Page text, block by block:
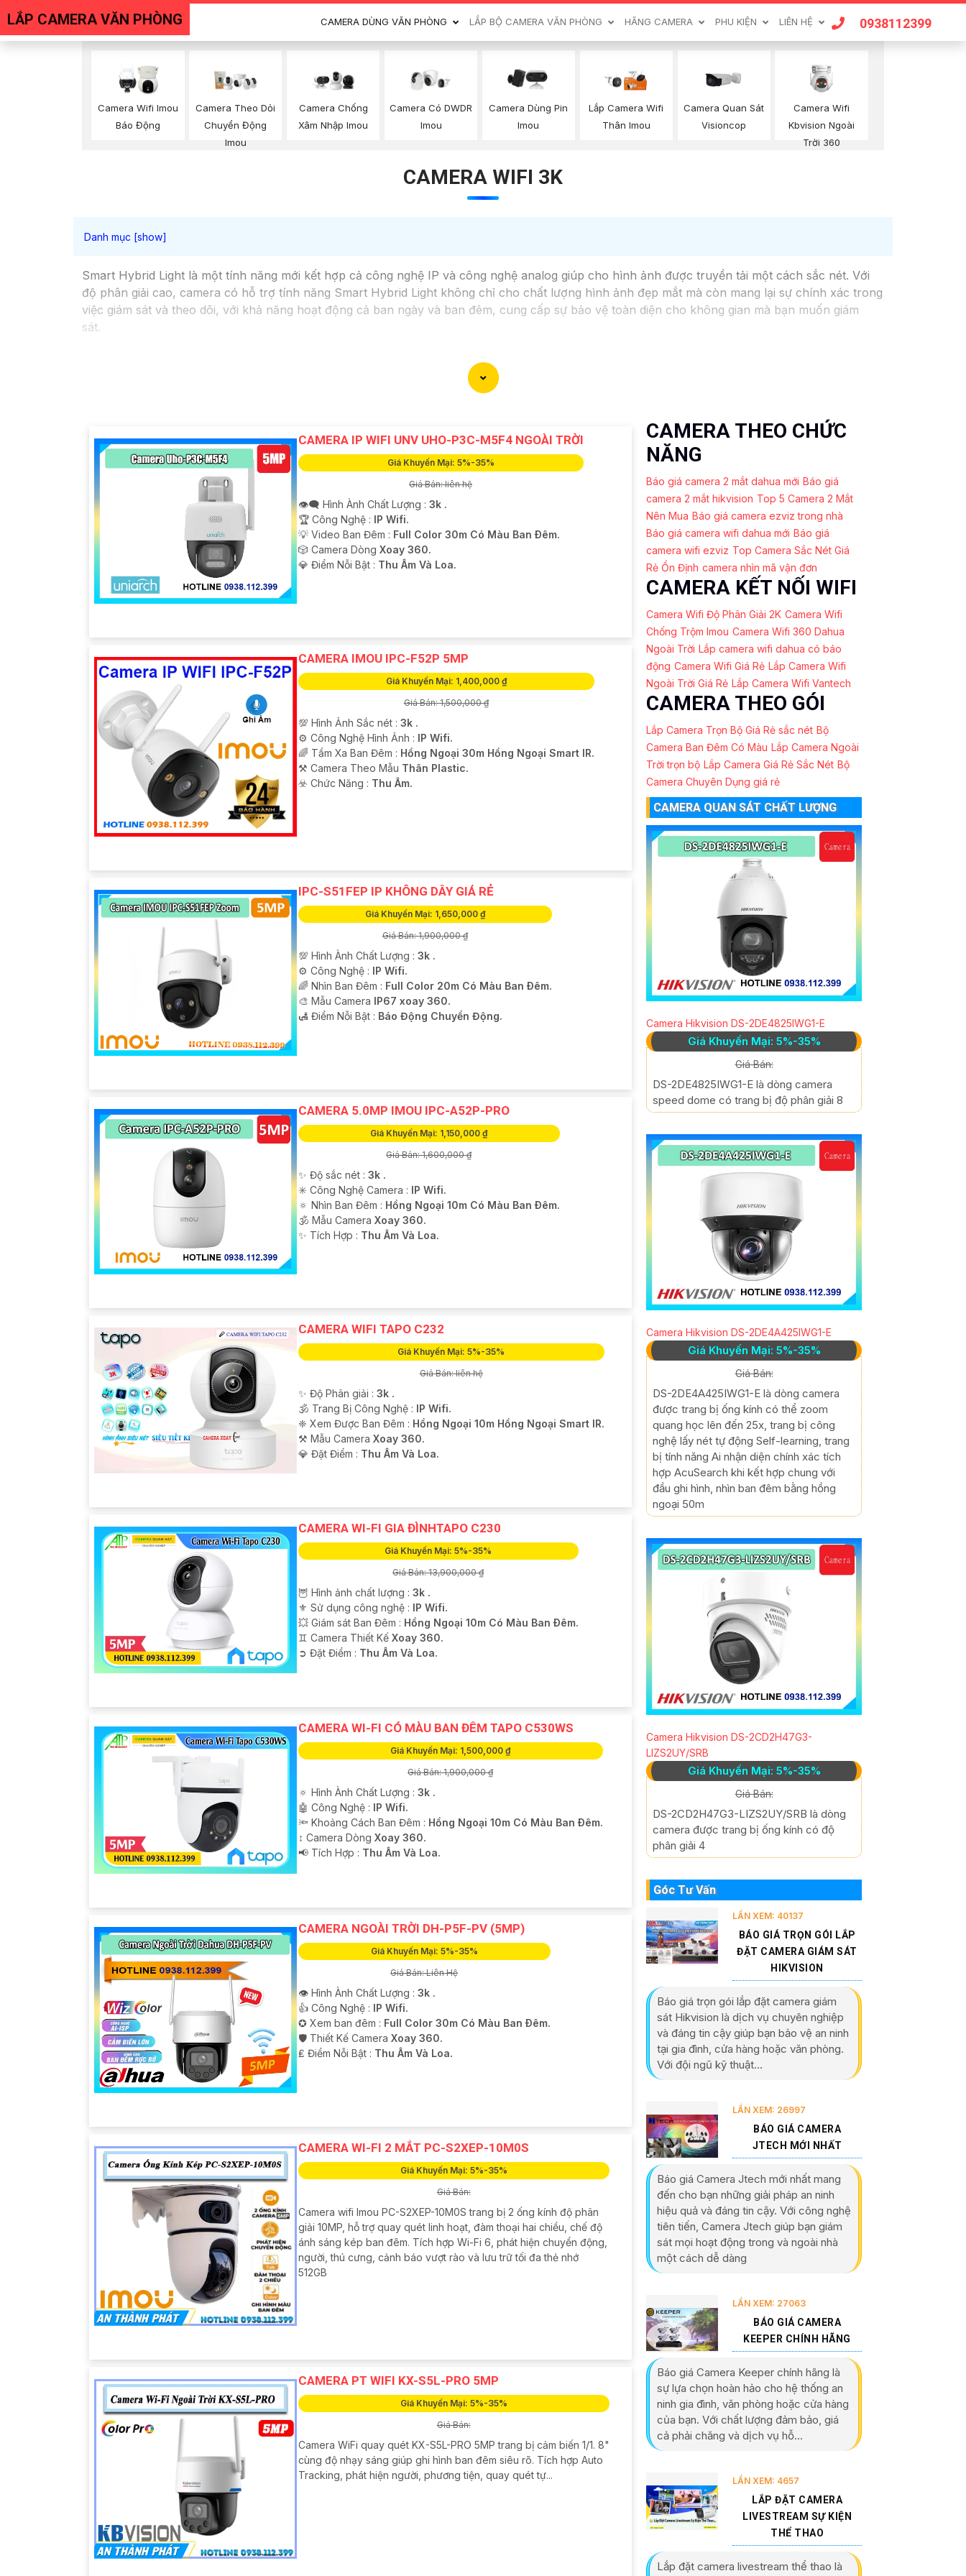
LẮP CAMERA VĂN PHÒNG CAMERA DÙNG VĂN PHÒNG LẮP BỘ CAMERA VĂN PHÒNG HÃNG CAMERA PHU KIỆN LIÊN HỆ 0938112399
Camera Wifi Imou
Báo Động
Camera Theo Dỏi
Chuyển Động
Imou
Camera Chống
Xâm Nhập Imou
Camera Có DWDR
Imou
Camera Dùng Pin
Imou
Lắp Camera Wifi
Thân Imou
Camera Quan Sát
Visioncop
Camera Wifi
Kbvision Ngoài
Trời 360
CAMERA WIFI 3K
Smart Hybrid Light là một tính năng mới kết hợp cả công nghệ IP và công nghệ analog giúp cho hình ảnh được truyền tải một cách sắc nét. Với
độ phân giải cao, camera có hỗ trợ tính năng Smart Hybrid Light không chỉ cho chất lượng hình ảnh đẹp mắt mà còn mang lại sự chính xác trong
việc giám sát và theo dõi, với khả năng hoạt động cả ban ngày và ban đêm, cung cấp sự bảo vệ toàn diện cho không gian mà bạn muốn giám
sát.
CAMERA IP WIFI UNV UHO-P3C-M5F4 NGOÀI TRỜI
Giá Khuyến Mại: 5%-35%
Giá Bán: liên hệ
👁️‍🗨 Hình Ành Chất Lượng : 3k .
🏆 Công Nghệ : IP Wifi.
💡 Video Ban Đêm : Full Color 30m Có Màu Ban Ðêm.
🎲 Camera Dòng Xoay 360.
️💎 Điểm Nỗi Bật : Thu Âm Và Loa.
CAMERA IMOU IPC-F52P 5MP
Giá Khuyến Mại: 1,400,000 ₫
Giá Bán: 1,500,000 ₫
💯 Hình Ảnh Sắc nét : 3k .
⚙ Công Nghệ Hình Ảnh : IP Wifi.
🌈 Tầm Xa Ban Đêm : Hồng Ngoại 30m Hồng Ngoại Smart IR.
⚒ Camera Theo Mẫu Thân Plastic.
️☣️ Chức Năng : Thu Âm.
IPC-S51FEP IP KHÔNG DÂY GIÁ RẺ
Giá Khuyến Mại: 1,650,000 ₫
Giá Bán: 1,900,000 ₫
💯 Hình Ành Chất Lượng : 3k .
⚙ Công Nghệ : IP Wifi.
🌈 Nhìn Ban Đêm : Full Color 20m Có Màu Ban Ðêm.
🎨 Mẫu Camera IP67 xoay 360.
️🛃 Điểm Nỗi Bật : Báo Động Chuyển Động.
CAMERA 5.0MP IMOU IPC-A52P-PRO
Giá Khuyến Mại: 1,150,000 ₫
Giá Bán: 1,600,000 ₫
✨ Độ sắc nét : 3k .
✳️ Công Nghệ Camera : IP Wifi.
🔅 Nhìn Ban Đêm : Hồng Ngoại 10m Có Màu Ban Ðêm.
🕉️ Mẫu Camera Xoay 360.
️✨ Tích Hợp : Thu Âm Và Loa.
CAMERA WIFI TAPO C232
Giá Khuyến Mại: 5%-35%
Giá Bán: liên hệ
✨ Độ Phân giải : 3k .
🕉️ Trang Bị Công Nghệ : IP Wifi.
❈ Xem Được Ban Đêm : Hồng Ngoại 10m Hồng Ngoại Smart IR.
⚒ Mẫu Camera Xoay 360.
️💎 Đặt Điểm : Thu Âm Và Loa.
CAMERA WI-FI GIA ĐÌNHTAPO C230
Giá Khuyến Mại: 5%-35%
Giá Bán: 13,900,000 ₫
🦉 Hình ảnh chất lượng : 3k .
⚜️ Sử dụng công nghệ : IP Wifi.
💥 Giám sát Ban Đêm : Hồng Ngoại 10m Có Màu Ban Ðêm.
♊ Camera Thiết Kế Xoay 360.
️➲ Đặt Điểm : Thu Âm Và Loa.
CAMERA WI-FI CÓ MÀU BAN ĐÊM TAPO C530WS
Giá Khuyến Mại: 1,500,000 ₫
Giá Bán: 1,900,000 ₫
🔅 Hình Ành Chất Lượng : 3k .
🤖️ Công Nghệ : IP Wifi.
🔦 Khoảng Cách Ban Đêm : Hồng Ngoại 10m Có Màu Ban Ðêm.
↕️ Camera Dòng Xoay 360.
️📢 Tích Hợp : Thu Âm Và Loa.
CAMERA NGOÀI TRỜI DH-P5F-PV (5MP)
Giá Khuyến Mại: 5%-35%
Giá Bán: Liên Hệ
👁 Hình Ành Chất Lượng : 3k .
👍 Công Nghệ : IP Wifi.
✪ Xem ban đêm : Full Color 30m Có Màu Ban Ðêm.
🛡 Thiết Kế Camera Xoay 360.
️₤ Điểm Nỗi Bật : Thu Âm Và Loa.
CAMERA WI-FI 2 MẮT PC-S2XEP-10M0S
Giá Khuyến Mại: 5%-35%
Giá Bán:
Camera wifi Imou PC-S2XEP-10M0S trang bị 2 ống kính độ phân
giải 10MP, hỗ trợ quay quét linh hoạt, đàm thoại hai chiều, chế độ
ánh sáng kép ban đêm. Tích hợp Wi-Fi 6, phát hiện chuyển động,
người, thú cưng, cảnh báo vượt rào và lưu trữ tối đa thẻ nhớ
512GB
CAMERA PT WIFI KX-S5L-PRO 5MP
Giá Khuyến Mại: 5%-35%
Giá Bán:
Camera WiFi quay quét KX-S5L-PRO 5MP trang bị cảm biến 1/1. 8"
cùng độ nhạy sáng giúp ghi hình ban đêm siêu rõ. Tích hợp Auto
Tracking, phát hiện người, phương tiện, quay quét tự...
CAMERA THEO CHỨC
NĂNG
Báo giá camera 2 mắt dahua mới Báo giá
camera 2 mắt hikvision Top 5 Camera 2 Mắt
Nên Mua Báo giá camera ezviz trong nhà
Báo giá camera wifi dahua mới Báo giá
camera wifi ezviz Top Camera Sắc Nét Giá
Rẻ Ổn Định camera nhìn mã vận đơn
CAMERA KẾT NỐI WIFI
Camera Wifi Độ Phân Giải 2K Camera Wifi
Chống Trộm Imou Camera Wifi 360 Dahua
Ngoài Trời Lắp camera wifi dahua có báo
động Camera Wifi Giá Rẻ Lắp Camera Wifi
Ngoài Trời Giá Rẻ Lắp Camera Wifi Vantech
CAMERA THEO GÓI
Lắp Camera Trọn Bộ Giá Rẻ sắc nét Bộ
Camera Ban Đêm Có Màu Lắp Camera Ngoài
Trời trọn bộ Lắp Camera Giá Rẻ Sắc Nét Bộ
Camera Chuyên Dụng giá rẻ
CAMERA QUAN SÁT CHẤT LƯỢNG
Camera Hikvision DS-2DE4825IWG1-E
Giá Khuyến Mại: 5%-35%
Giá Bán:
DS-2DE4825IWG1-E là dòng camera
speed dome có trang bị độ phân giải 8
Camera Hikvision DS-2DE4A425IWG1-E
Giá Khuyến Mại: 5%-35%
Giá Bán:
DS-2DE4A425IWG1-E là dòng camera
được trang bị ống kính có thể zoom
quang học lên đến 25x, trang bị công
nghệ lấy nét tự động Self-learning, trang
bị tính năng Ai nhận diện chính xác tích
hợp AcuSearch khi kết hợp chung với
đầu ghi hình, nhìn ban đêm bằng hồng
ngoại 50m
Camera Hikvision DS-2CD2H47G3-
LIZS2UY/SRB
Giá Khuyến Mại: 5%-35%
Giá Bán:
DS-2CD2H47G3-LIZS2UY/SRB là dòng
camera được trang bị ống kính có độ
phân giải 4
Góc Tư Vấn
LẦN XEM: 40137
BÁO GIÁ TRỌN GÓI LẮP
ĐẶT CAMERA GIÁM SÁT
HIKVISION
Báo giá trọn gói lắp đặt camera giám
sát Hikvision là dịch vụ chuyên nghiệp
và đáng tin cậy giúp bạn bảo vệ an ninh
tại gia đình, cửa hàng hoặc văn phòng.
Với đội ngũ kỹ thuật...
LẦN XEM: 26997
BÁO GIÁ CAMERA
JTECH MỚI NHẤT
Báo giá Camera Jtech mới nhất mang
đến cho bạn những giải pháp an ninh
hiệu quả và đáng tin cậy. Với công nghệ
tiên tiến, Camera Jtech giúp bạn giám
sát mọi hoạt động trong và ngoài nhà
một cách dễ dàng
LẦN XEM: 27063
BÁO GIÁ CAMERA
KEEPER CHÍNH HÃNG
Báo giá Camera Keeper chính hãng là
sự lựa chọn hoàn hảo cho hệ thống an
ninh gia đình, văn phòng hoặc cửa hàng
của bạn. Với chất lượng đảm bảo, giá
cả phải chăng và dịch vụ hỗ...
LẦN XEM: 4657
LẮP ĐẶT CAMERA
LIVESTREAM SỰ KIỆN
THỂ THAO
Lắp đặt camera livestream thể thao là